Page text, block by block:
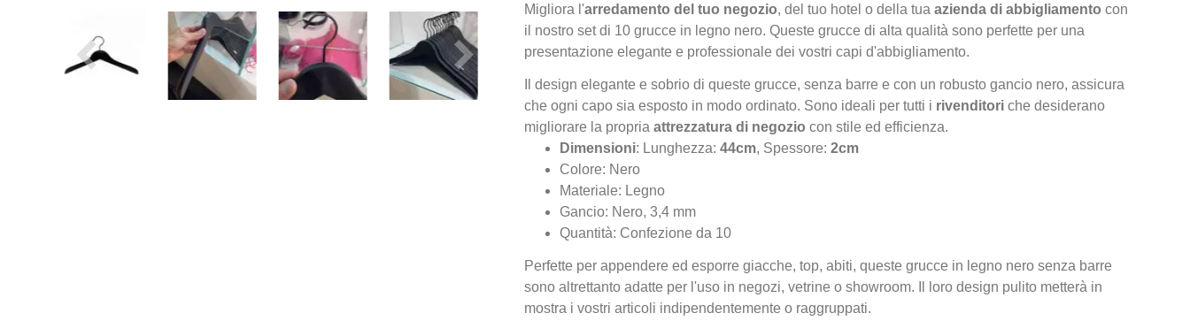
Migliora l'arredamento del tuo negozio, del tuo hotel o della tua azienda di abbigliamento con
il nostro set di 10 grucce in legno nero. Queste grucce di alta qualità sono perfette per una
presentazione elegante e professionale dei vostri capi d'abbigliamento.
Il design elegante e sobrio di queste grucce, senza barre e con un robusto gancio nero, assicura
che ogni capo sia esposto in modo ordinato. Sono ideali per tutti i rivenditori che desiderano
migliorare la propria attrezzatura di negozio con stile ed efficienza.
Dimensioni: Lunghezza: 44cm, Spessore: 2cm
Colore: Nero
Materiale: Legno
Gancio: Nero, 3,4 mm
Quantità: Confezione da 10
Perfette per appendere ed esporre giacche, top, abiti, queste grucce in legno nero senza barre
sono altrettanto adatte per l'uso in negozi, vetrine o showroom. Il loro design pulito metterà in
mostra i vostri articoli indipendentemente o raggruppati.